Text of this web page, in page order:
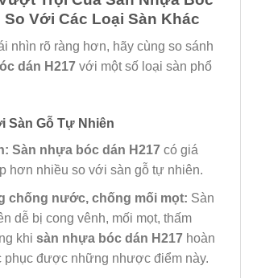
So Với Các Loại Sàn Khác
nhìn rõ ràng hơn, hãy cùng so sánh
dán H217 với một số loại sàn phổ
Sàn Gỗ Tự Nhiên
Sàn nhựa bóc dán H217có giá
hơn nhiều so với sàn gỗ tự nhiên.
chống nước, chống mối mọt: Sàn
dễ bị cong vênh, mối mọt, thấm
khi sàn nhựa bóc dán H217hoàn
phục được những nhược điểm này.